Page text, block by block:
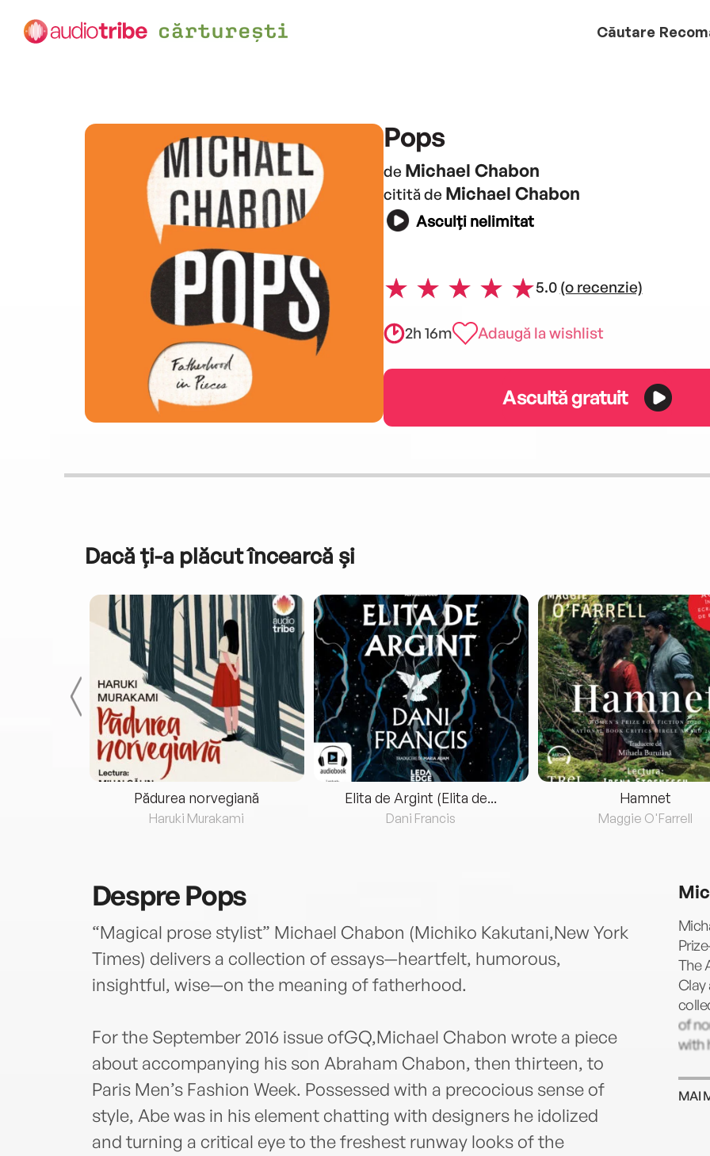
Căutare
Pops
de Michael Chabon
citită de Michael Chabon
Asculți nelimitat
5.0 (o recenzie)
2h 16m Adaugă la wishlist
Ascultă gratuit
Dacă ți-a plăcut încearcă și
Pădurea norvegiană
Haruki Murakami
Elita de Argint (Elita de...
Dani Francis
Hamnet
Maggie O'Farrell
DesprePops
“Magical prose stylist” Michael Chabon (Michiko Kakutani,New York
Times) delivers a collection of essays—heartfelt, humorous,
insightful, wise—on the meaning of fatherhood.
For the September 2016 issue ofGQ,Michael Chabon wrote a piece
about accompanying his son Abraham Chabon, then thirteen, to
Paris Men’s Fashion Week. Possessed with a precocious sense of
style, Abe was in his element chatting with designers he idolized
and turning a critical eye to the freshest runway looks of the
The
Clay
of
with
MAI